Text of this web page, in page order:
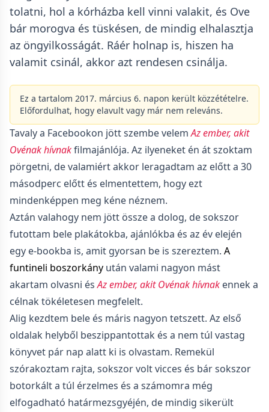
tolatni, hol a kórházba kell vinni valakit, és Ove
bár morogva és tüskésen, de mindig elhalasztja
az öngyilkosságát. Ráér holnap is, hiszen ha
valamit csinál, akkor azt rendesen csinálja.
Ez a tartalom 2017. március 6. napon került közzétételre.
Előfordulhat, hogy elavult vagy már nem releváns.
Tavaly a Facebookon jött szembe velemAz ​ember, akit
Ovénak hívnakfilmajánlója. Az ilyeneket én át szoktam
pörgetni, de valamiért akkor leragadtam az előtt a 30
másodperc előtt és elmentettem, hogy ezt
mindenképpen meg kéne néznem.
Aztán valahogy nem jött össze a dolog, de sokszor
futottam bele plakátokba, ajánlókba és az év elején
egy e-bookba is, amit gyorsan be is szereztem. A
funtineli boszorkány után valami nagyon mást
akartam olvasni ésAz ​ember, akit Ovénak hívnak ennek a
célnak tökéletesen megfelelt.
Alig kezdtem bele és máris nagyon tetszett. Az első
oldalak helyből beszippantottak és a nem túl vastag
könyvet pár nap alatt ki is olvastam. Remekül
szórakoztam rajta, sokszor volt vicces és bár sokszor
botorkált a túl érzelmes és a számomra még
elfogadható határmezsgyéjén, de mindig sikerült